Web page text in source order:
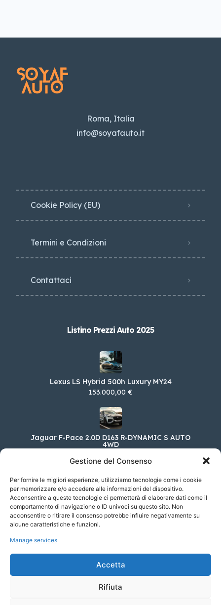
Gestione del Consenso
Per fornire le migliori esperienze, utilizziamo tecnologie come i cookie
per memorizzare e/o accedere alle informazioni del dispositivo.
Acconsentire a queste tecnologie ci permetterà di elaborare dati come il
comportamento di navigazione o ID univoci su questo sito. Non
acconsentire o ritirare il consenso potrebbe influire negativamente su
alcune caratteristiche e funzioni.
Manage services
Accetta
Rifiuta
Roma, Italia
info@soyafauto.it
Cookie Policy (EU)
Termini e Condizioni
Contattaci
Listino Prezzi Auto 2025
Lexus LS Hybrid 500h Luxury MY24
153.000,00 €
Jaguar F-Pace 2.0D D163 R-DYNAMIC S AUTO
4WD
MINI Clubman Cooper Classic DCT
automatica
36.350,00 €
Porsche 718 Boxster 2.0 Boxster T